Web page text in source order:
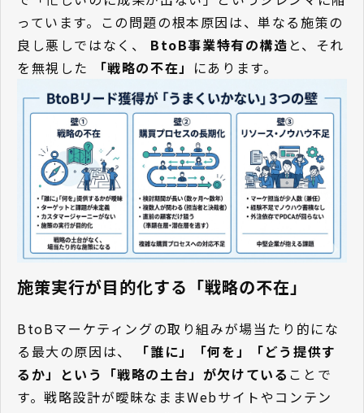
っています。この問題の根本原因は、単なる施策の
良し悪しではなく、 BtoB事業特有の構造 と、それ
を無視した
「戦略の不在」 にあります。
施策実行が目的化する「戦略の不在」
BtoBマーケティングの取り組みが場当たり的にな
る最大の原因は、
「誰に」「何を」「どう提供す
るか」という「戦略の土台」が欠けている ことで
す。戦略設計が曖昧なままWebサイトやコンテン